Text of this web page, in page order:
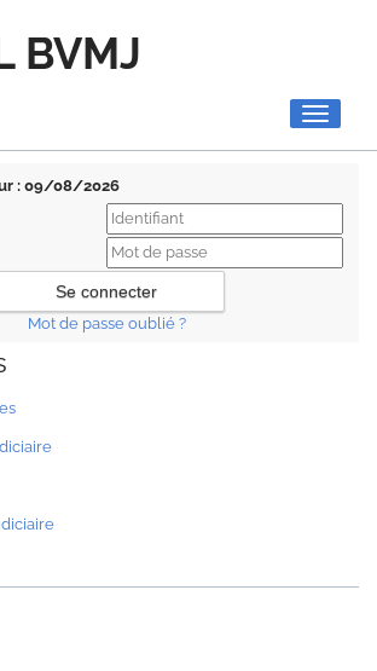
BVMJ
Toggle
: 09/08/2026
Mot de passe oublié ?